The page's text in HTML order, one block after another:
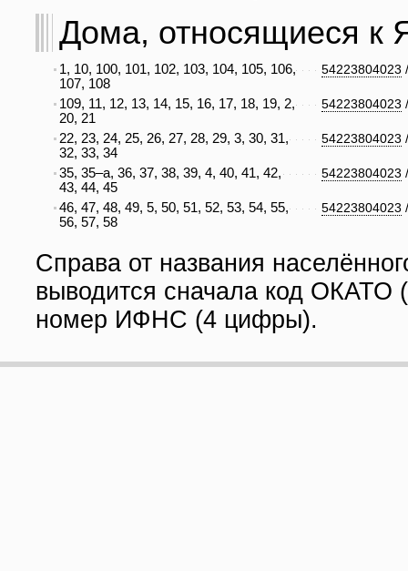
Дома, относящиеся к
54223804023
1, 10, 100, 101, 102, 103, 104, 105, 106,
107, 108
54223804023
109, 11, 12, 13, 14, 15, 16, 17, 18, 19, 2,
20, 21
54223804023
22, 23, 24, 25, 26, 27, 28, 29, 3, 30, 31,
32, 33, 34
54223804023
35, 35–а, 36, 37, 38, 39, 4, 40, 41, 42,
43, 44, 45
54223804023
46, 47, 48, 49, 5, 50, 51, 52, 53, 54, 55,
56, 57, 58
Справа от названия
выводится сначала код ОКАТО
номер ИФНС (4 цифры).